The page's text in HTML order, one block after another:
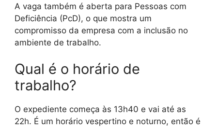
A vaga também é aberta para Pessoas com
Deficiência (PcD), o que mostra um
compromisso da empresa com a inclusão no
ambiente de trabalho.
Qual é o horário de
trabalho?
O expediente começa às 13h40 e vai até as
22h. É um horário vespertino e noturno, então é